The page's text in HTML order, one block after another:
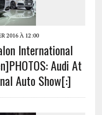
2016 À 12:00
International
Audi At
Auto Show[:]